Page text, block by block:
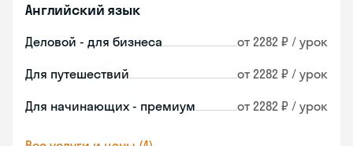
Английский язык
Деловой - для бизнеса от 2282 ₽ / урок
Для путешествий от 2282 ₽ / урок
Для начинающих - премиум от 2282 ₽ / урок